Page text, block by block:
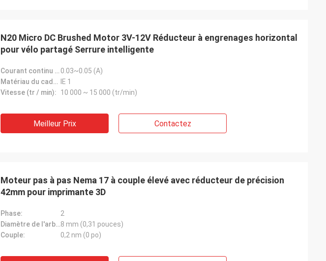
N20 Micro DC Brushed Motor 3V-12V Réducteur à engrenages horizontal
pour vélo partagé Serrure intelligente
Courant continu (A): 0.03~0.05 (A)
Matériau du cadre:
IE 1
Vitesse (tr / min):
10 000 ~ 15 000 (tr/min)
Meilleur Prix Contactez
Moteur pas à pas Nema 17 à couple élevé avec réducteur de précision
42mm pour imprimante 3D
Phase:
2
Diamètre de l'arbre:8 mm (0,31 pouces)
Couple:
0,2 nm (0 po)